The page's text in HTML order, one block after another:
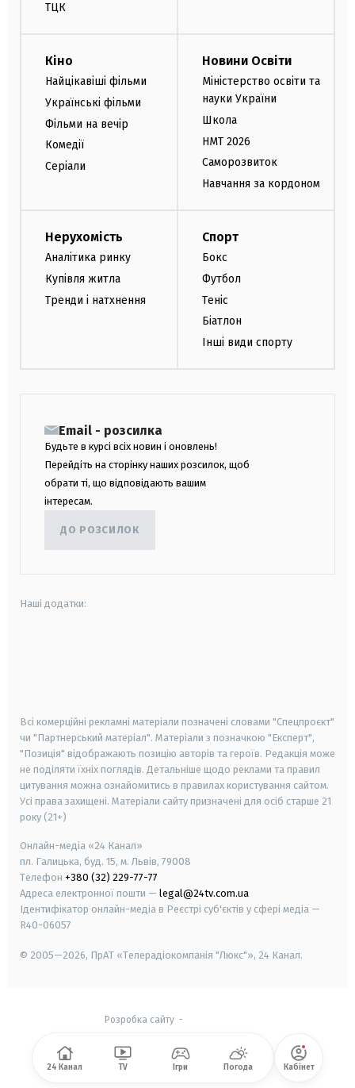
ТЦК
Кіно
Найцікавіші фільми
Українські фільми
Фільми на вечір
Комедії
Серіали
Новини Освіти
Міністерство освіти та
науки України
Школа
НМТ 2026
Саморозвиток
Навчання за кордоном
Нерухомість
Аналітика ринку
Купівля житла
Тренди і натхнення
Спорт
Бокс
Футбол
Теніс
Біатлон
Інші види спорту
Email - розсилка
Будьте в курсі всіх новин і оновлень!
Перейдіть на сторінку наших розсилок, щоб
обрати ті, що відповідають вашим
інтересам.
ДО РОЗСИЛОК
Наші додатки:
Всі комерційні рекламні матеріали позначені словами "Спецпроєкт"
чи "Партнерський матеріал". Матеріали з позначкою "Експерт",
"Позиція" відображають позицію авторів та героїв. Редакція може
не поділяти їхніх поглядів. Детальніше щодо реклами та правил
цитування можна ознайомитись в правилах користування сайтом.
Усі права захищені. Матеріали сайту призначені для осіб старше 21
року (21+)
Онлайн-медіа «24 Канал»
пл. Галицька, буд. 15, м. Львів, 79008
Телефон +380 (32) 229-77-77
Адреса електронної пошти — legal@24tv.com.ua
Ідентифікатор онлайн-медіа в Реєстрі суб'єктів у сфері медіа —
R40-06057
© 2005—2026, ПрАТ «Телерадіокомпанія "Люкс"», 24 Канал.
Розробка сайту-
24 Канал TV Ігри Погода Кабінет